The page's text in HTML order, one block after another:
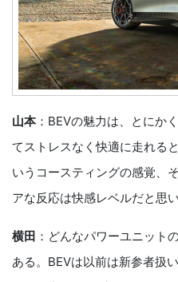
山本：BEVの魅力は、とにか
てストレスなく快適に走れる
いうコースティングの感覚、
アな反応は快感レベルだと思い
横田 ：どんなパワーユニット
ある。BEVは以前は新参者扱